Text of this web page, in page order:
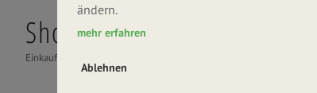
Shop
Einkaufen
Über uns
ändern.
mehr erfahren
Ablehnen